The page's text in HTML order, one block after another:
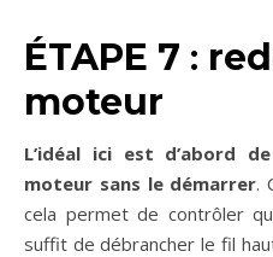
ÉTAPE 7 :
moteur
L’idéal ici est d’abord
moteur sans le démarrer.
cela permet de contrôler
suffit de débrancher le fil